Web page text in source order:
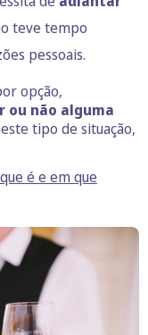
teve tempo
pessoais.
opção,
ou não alguma
tipo de situação,
é e em que